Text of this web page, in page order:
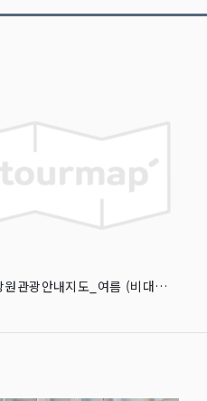
2021 강원관광안내지도_여름 (비대면 / 숨은 관광지 안내지도)